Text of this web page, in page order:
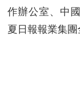
作辦公室、中
夏日報報業集團